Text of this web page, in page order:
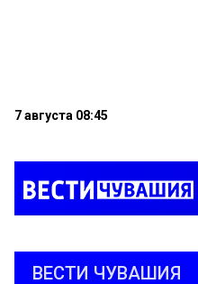
7 августа 08:45
ВЕСТИ ЧУВАШИЯ